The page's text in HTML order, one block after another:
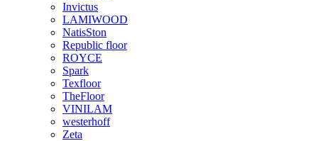
Invictus
LAMIWOOD
NatisSton
Republic floor
ROYCE
Spark
Texfloor
TheFloor
VINILAM
westerhoff
Zeta